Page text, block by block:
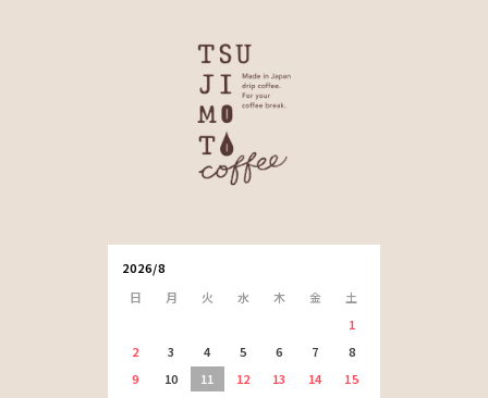
2026/8
日
月 火 水 木 金
土
1
2
3 4 5 6 7
8
9
10 11 12 13 14
15